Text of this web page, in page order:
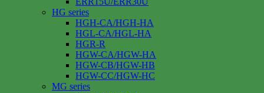
HG series
HGH-CA/HGH-HA
HGL-CA/HGL-HA
HGR-R
HGW-CA/HGW-HA
HGW-CB/HGW-HB
HGW-CC/HGW-HC
MG series